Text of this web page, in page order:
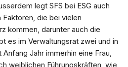
legt SFS bei ESG auch
die bei vielen
kommen, darunter auch die
es im Verwaltungsrat zwei und in
Jahr immerhin eine Frau,
weiblichen Führungskräften, wie